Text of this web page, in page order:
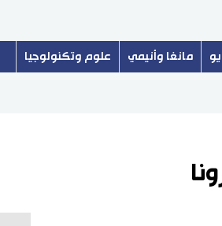
مانغا وأنيمي علوم وتكنولوجيا